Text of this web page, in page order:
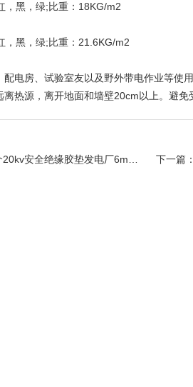
，黑，绿;比重：18KG/m2
，黑，绿;比重：21.6KG/m2
配电房、试验室友以及野外带电作业等使
热源，离开地面和墙壁20cm以上。避免
下一篇：
全绝缘胶垫发电厂6mm绝缘胶垫